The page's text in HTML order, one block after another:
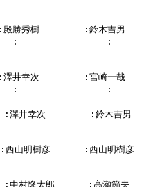
:殿勝秀樹        :鈴木吉男
:                :
:澤井幸次        :宮崎一哉
:                :
:澤井幸次        :鈴木吉男
:西山明樹彦      :西山明樹彦
中村隆太郎      :高瀬節夫